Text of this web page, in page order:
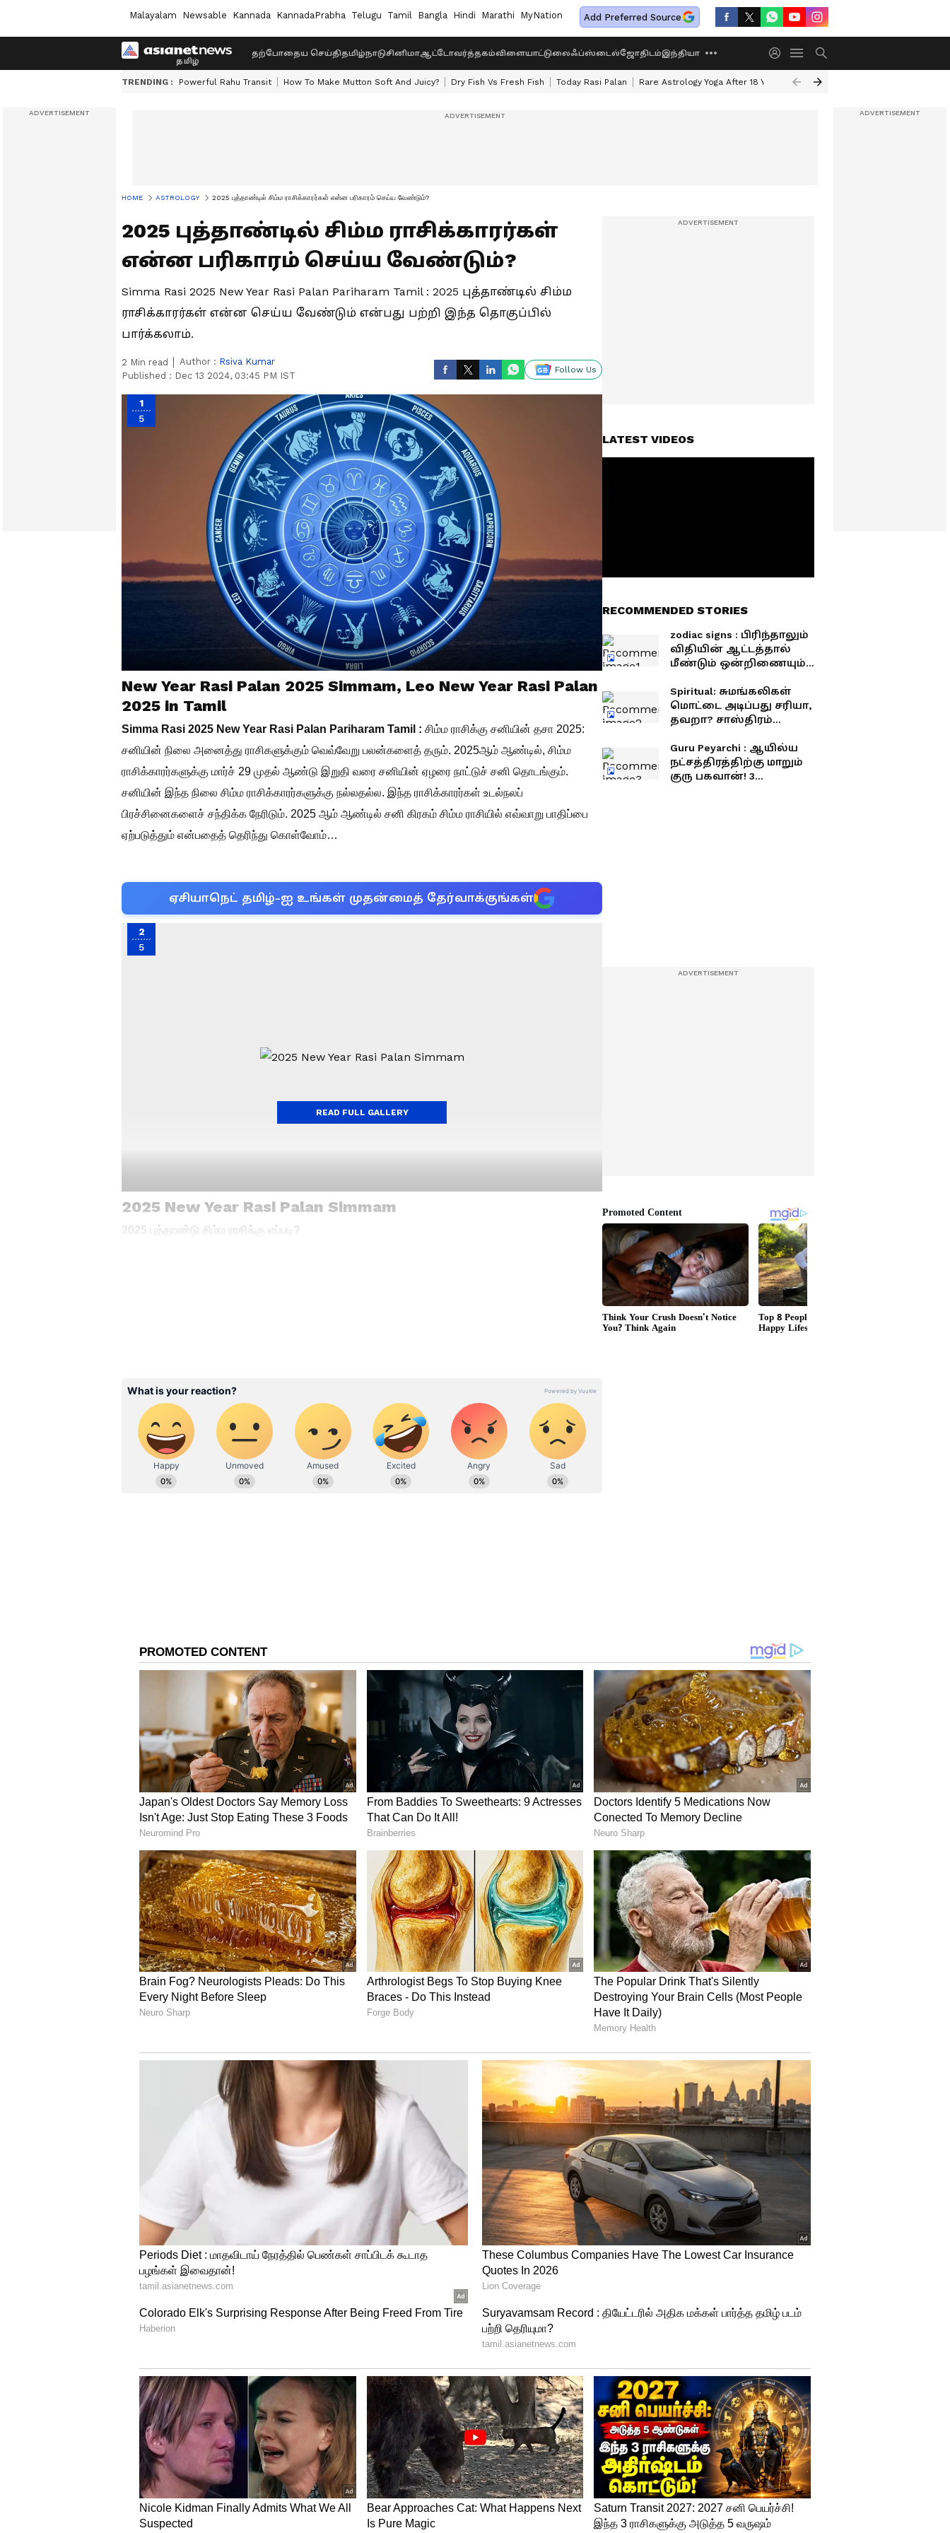
Malayalam Newsable Kannada KannadaPrabha Telugu Tamil Bangla Hindi Marathi MyNation Add Preferred Source
தற்போதைய செய்திதமிழ்நாடுசினிமாஆட்டோவர்த்தகம்விளையாட்டுலைஃப்ஸ்டைல்ஜோதிடம்இந்தியா
TRENDING : Powerful Rahu Transit How To Make Mutton Soft And Juicy? Dry Fish Vs Fresh Fish Today Rasi Palan Rare Astrology Yoga After 18 Years Dwi Pushkar Yoga 2026
HOME ASTROLOGY 2025 புத்தாண்டில் சிம்ம ராசிக்காரர்கள் என்ன பரிகாரம் செய்ய வேண்டும்?
2025 புத்தாண்டில் சிம்ம ராசிக்காரர்கள்
என்ன பரிகாரம் செய்ய வேண்டும்?
Simma Rasi 2025 New Year Rasi Palan Pariharam Tamil : 2025 புத்தாண்டில் சிம்ம
ராசிக்காரர்கள் என்ன செய்ய வேண்டும் என்பது பற்றி இந்த தொகுப்பில்
பார்க்கலாம்.
2 Min read Author : Rsiva Kumar
Published : Dec 13 2024, 03:45 PM IST
Follow Us
1
5
New Year Rasi Palan 2025 Simmam, Leo New Year Rasi Palan
2025 in Tamil
Simma Rasi 2025 New Year Rasi Palan Pariharam Tamil : சிம்ம ராசிக்கு சனியின் தசா 2025:
சனியின் நிலை அனைத்து ராசிகளுக்கும் வெவ்வேறு பலன்களைத் தரும். 2025ஆம் ஆண்டில், சிம்ம
ராசிக்காரர்களுக்கு மார்ச் 29 முதல் ஆண்டு இறுதி வரை சனியின் ஏழரை நாட்டுச் சனி தொடங்கும்.
சனியின் இந்த நிலை சிம்ம ராசிக்காரர்களுக்கு நல்லதல்ல. இந்த ராசிக்காரர்கள் உடல்நலப்
பிரச்சினைகளைச் சந்திக்க நேரிடும். 2025 ஆம் ஆண்டில் சனி கிரகம் சிம்ம ராசியில் எவ்வாறு பாதிப்பை
ஏற்படுத்தும் என்பதைத் தெரிந்து கொள்வோம்…
ஏசியாநெட் தமிழ்-ஐ உங்கள் முதன்மைத் தேர்வாக்குங்கள்
2
5
2025 New Year Rasi Palan Simmam
2025 புத்தாண்டு சிம்ம ராசிக்கு எப்படி?
2025 New Year Palan Simmam Rasi
மார்ச் 2025 முதல் ஏழரை சனி தொடக்கம்:
மார்ச் 29 அன்று சனி கும்ப ராசியிலிருந்து மீன ராசிக்குள் நுழையும் போது, இந்த ராசிக்கு ஏழரை நாட்டுச்
சனி தொடங்கும். இந்த நிலை இந்த ராசிக்காரர்களுக்கு நல்லதல்ல. உடல்நலத்தில் ஏற்ற இறக்கங்கள்
ஏற்படலாம். ஏதேனும் பழைய நோய் மீண்டும் தலைதூக்கலாம்.
விரும்பாமலேயே யாரிடமாவது பணம் கடன் வாங்க வேண்டியிருக்கும். அரசு சம்பந்தப்பட்ட வேலைகள்
தடைப்படலாம், இதனால் மன அழுத்தம் ஏற்படும். குடும்ப விஷயங்களில் அவமானம் ஏற்படலாம். திட்டமிட்ட
பணிகள் நிறைவேறாது. தேவையற்ற வேலைகளில் நேரம் வீணாகும்.
Leo New Year Rasi Palan Pariharam Tamil
இந்தக் காலகட்டம் மோசமாக இருக்கும்:
ஜூலை 12 முதல் நவம்பர் 28 வரை சனி வக்ர கதியில் செல்லும் போது, இந்த ராசிக்காரர்கள் மேலும் பல
பிரச்சினைகளைச் சந்திக்க நேரிடும். சிலர் உங்கள் நல்லெண்ணத்தைப் பயன்படுத்திக் கொள்ளலாம்,
இதனால் உங்களுக்கு பெரிய இழப்பு ஏற்படும். நீதிமன்ற வழக்குகளையும் சந்திக்க நேரிடும். இந்தக்
READ FULL GALLERY
LATEST VIDEOS
RECOMMENDED STORIES
zodiac signs : பிரிந்தாலும்
விதியின் ஆட்டத்தால்
மீண்டும் ஒன்றிணையும்
Spiritual: சுமங்கலிகள்
மொட்டை அடிப்பது சரியா,
தவறா? சாஸ்திரம்
சுமங்கலிப் பெண்கள்
அறிய வேண்டிய முக்கிய
தகவல்.!
Guru Peyarchi : ஆயில்ய
நட்சத்திரத்திற்கு மாறும்
குரு பகவான்! 3